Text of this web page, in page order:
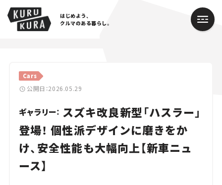
はじめよう、
クルマのある暮らし。
Cars
公開日：2026.05.29
ギャラリー： スズキ改良新型「ハスラー」
登場！ 個性派デザインに磨きをか
け、安全性能も大幅向上【新車ニュ
ース】
Cars
Lifestyle
Traffic
Special